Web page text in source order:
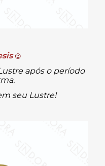
😉
após o período
seu Lustre!